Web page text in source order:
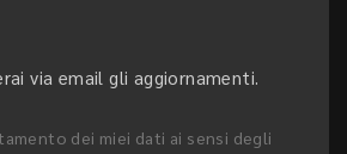
via email gli aggiornamenti.
dei miei dati ai sensi degli